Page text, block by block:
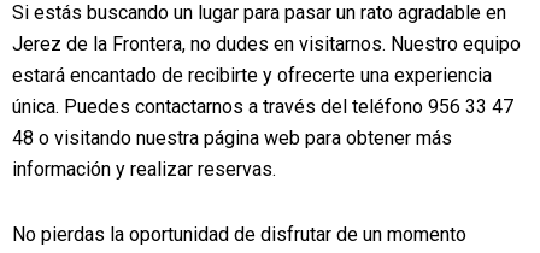
Si estás buscando un lugar para pasar un rato agradable en
Jerez de la Frontera, no dudes en visitarnos. Nuestro equipo
estará encantado de recibirte y ofrecerte una experiencia
única. Puedes contactarnos a través del teléfono 956 33 47
48 o visitando nuestra página web para obtener más
información y realizar reservas.
No pierdas la oportunidad de disfrutar de un momento